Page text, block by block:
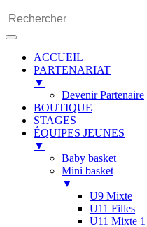
ACCUEIL
PARTENARIAT
▼
Devenir Partenaire
BOUTIQUE
STAGES
ÉQUIPES JEUNES
▼
Baby basket
Mini basket
▼
U9 Mixte
U11 Filles
U11 Mixte 1